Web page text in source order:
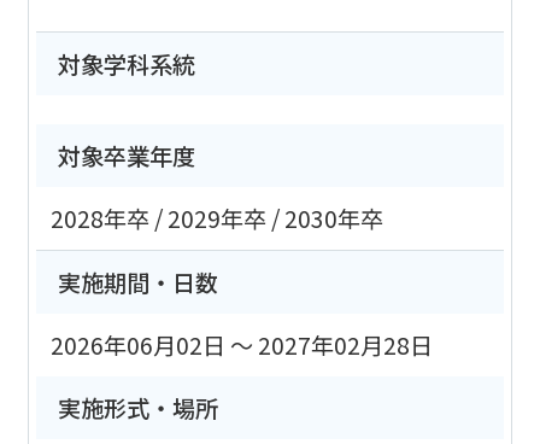
対象学科系統
対象卒業年度
2028年卒
2029年卒
2030年卒
実施期間・日数
2026年06月02日 ～ 2027年02月28日
実施形式・場所